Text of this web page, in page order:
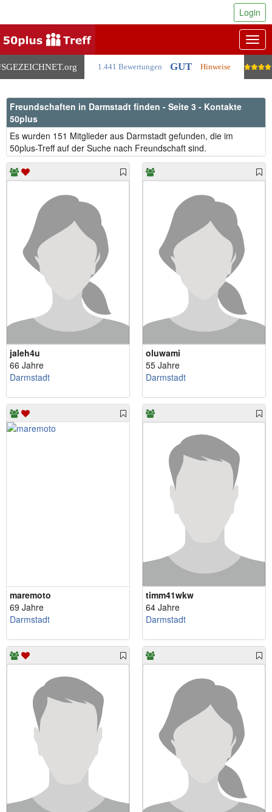
.org 1.441 Bewertungen GUT Hinweise
Login
Freundschaften in Darmstadt finden - Seite 3 - Kontakte
50plus
Es wurden 151 Mitglieder aus Darmstadt gefunden, die im
50plus-Treff auf der Suche nach Freundschaft sind.
jaleh4u
66 Jahre
Darmstadt
oluwami
55 Jahre
Darmstadt
maremoto
69 Jahre
Darmstadt
timm41wkw
64 Jahre
Darmstadt